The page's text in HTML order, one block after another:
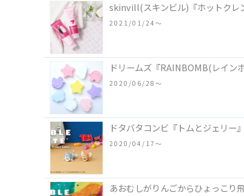
skinvill(スキンビル)『ホットクレ
2021/01/24〜
ドリームズ『RAINBOMB(レイ
2020/06/28〜
ドタバタコンビ『トムとジェリ
2020/04/17〜
あおむしがりんごからひょっこり